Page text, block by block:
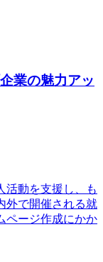
業の魅力アッ
活動を支援し、も
外で開催される就
ページ作成にかか